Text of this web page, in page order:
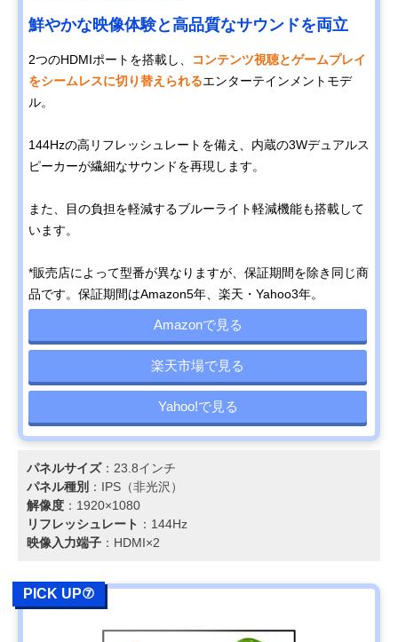
鮮やかな映像体験と高品質なサウンドを両立
2つのHDMIポートを搭載し、
コンテンツ視聴とゲームプレイ
をシームレスに切り替えられるエンターテインメントモデ
ル。
144Hzの高リフレッシュレートを備え、内蔵の3Wデュアルス
ピーカーが繊細なサウンドを再現します。
また、目の負担を軽減するブルーライト軽減機能も搭載して
います。
*販売店によって型番が異なりますが、保証期間を除き同じ商
品です。保証期間はAmazon5年、楽天・Yahoo3年。
Amazonで見る
楽天市場で見る
Yahoo!で見る
パネルサイズ：23.8インチ
パネル種別 ：IPS（非光沢）
解像度 ：1920×1080
リフレッシュレート ：144Hz
映像入力端子 ：HDMI×2
PICK UP⑦